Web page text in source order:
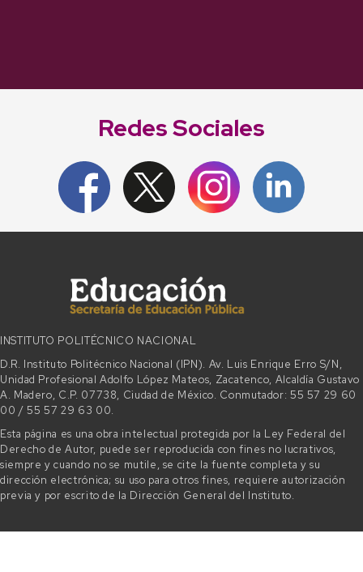
Redes Sociales
INSTITUTO POLITÉCNICO NACIONAL
D.R. Instituto Politécnico Nacional (IPN). Av. Luis Enrique Erro S/N,
Unidad Profesional Adolfo López Mateos, Zacatenco, Alcaldía Gustavo
A. Madero, C.P. 07738, Ciudad de México. Conmutador: 55 57 29 60
00 / 55 57 29 63 00.
Esta página es una obra intelectual protegida por la Ley Federal del
Derecho de Autor, puede ser reproducida con fines no lucrativos,
siempre y cuando no se mutile, se cite la fuente completa y su
dirección electrónica; su uso para otros fines, requiere autorización
previa y por escrito de la Dirección General del Instituto.